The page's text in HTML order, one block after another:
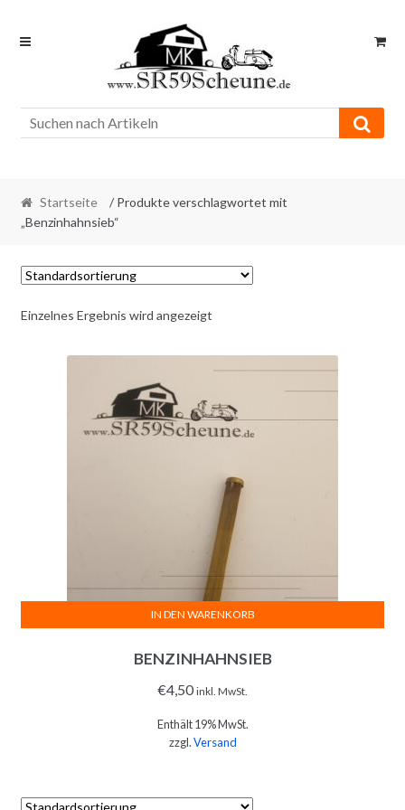
Skip
Skip
Startseite
/ Produkte verschlagwortet mit
„Benzinhahnsieb“
Einzelnes Ergebnis wird angezeigt
BENZINHAHNSIEB
€4,50 inkl. MwSt.
Enthält 19% MwSt.
zzgl.Versand
IN DEN WARENKORB